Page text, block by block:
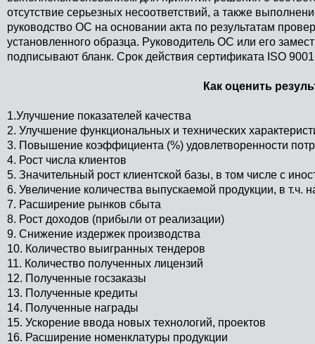
отсутствие серьезных несоответствий, а также
руководство ОС на основании акта по результатам
установленного образца. Руководитель ОС или его
подписывают бланк. Срок действия сертификата ISO 9001
Как оценить
1.Улучшение показателей качества
2. Улучшение функциональных и технических
3. Повышение коэффициента (%) удовлетворенности
4. Рост числа клиентов
5. Значительный рост клиентской базы, в том числе с
6. Увеличение количества выпускаемой продукции, в т.ч.
7. Расширение рынков сбыта
8. Рост доходов (прибыли от реализации)
9. Снижение издержек производства
10. Количество выигранных тендеров
11. Количество полученных лицензий
12. Полученные госзаказы
13. Полученные кредиты
14. Полученные награды
15. Ускорение ввода новых технологий, проектов
16. Расширение номенклатуры продукции